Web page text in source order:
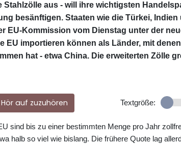
Stahlzölle aus - will ihre wichtigsten
besänftigen. Staaten wie die Türkei,
EU-Kommission vom Dienstag unter der
EU importieren können als Länder, mit
hat - etwa China. Die erweiterten Zölle
Hör auf zuzuhören Textgröße:
sind bis zu einer bestimmten Menge pro Jahr
halb so viel wie bislang. Die frühere Quote lag